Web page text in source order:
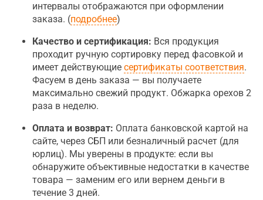
интервалы отображаются при оформлении
заказа. (подробнее)
Качество и сертификация: Вся продукция
проходит ручную сортировку перед фасовкой и
имеет действующие сертификаты соответствия.
Фасуем в день заказа — вы получаете
максимально свежий продукт. Обжарка орехов 2
раза в неделю.
Оплата и возврат: Оплата банковской картой на
сайте, через СБП или безналичный расчет (для
юрлиц). Мы уверены в продукте: если вы
обнаружите объективные недостатки в качестве
товара — заменим его или вернем деньги в
течение 3 дней.